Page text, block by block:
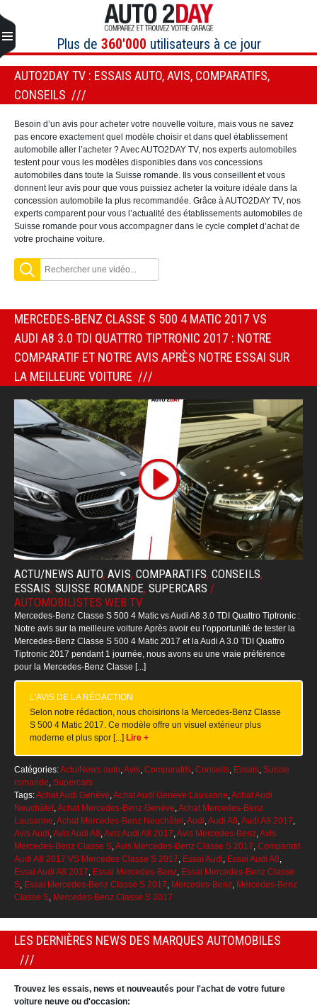
au
contenu
Plus de 360'000 utilisateurs à ce jour
AUTO2DAY TV : ESSAIS AUTO, AVIS, COMPARATIFS,
CONSEILS
Besoin d’un avis pour acheter votre nouvelle voiture, mais vous ne savez
pas encore exactement quel modèle choisir et dans quel établissement
automobile aller l’acheter ? Avec AUTO2DAY TV, nos experts automobiles
testent pour vous les modèles disponibles dans vos concessions
automobiles dans toute la Suisse romande. Ils vous conseillent et vous
donnent leur avis pour que vous puissiez acheter la voiture idéale dans la
concession automobile la plus recommandée. Grâce à AUTO2DAY TV, nos
experts comparent pour vous l’actualité des établissements automobiles de
Suisse romande pour vous accompagner dans le cycle complet d’achat de
votre prochaine voiture.
MERCEDES-BENZ CLASSE S 500 4 MATIC 2017 VS
AUDI A8 3.0 TDI QUATTRO TIPTRONIC 2017 : NOTRE
COMPARATIF ET NOTRE AVIS APRÈS NOTRE ESSAI SUR
LA MEILLEURE VOITURE
ACTU/NEWS AUTO, AVIS, COMPARATIFS, CONSEILS,
ESSAIS, SUISSE ROMANDE, SUPERCARS /
AUTOMOBILISTES WEB TV
Mercedes-Benz Classe S 500 4 Matic vs Audi A8 3.0 TDI Quattro Tiptronic :
Notre avis sur la meilleure voiture Après avoir eu l’opportunité de tester la
Mercedes-Benz Classe S 500 4 Matic 2017 et la Audi A 3.0 TDI Quattro
Tiptronic 2017 pendant 1 journée, nous avons eu une vraie préférence
pour la Mercedes-Benz Classe [...]
L'AVIS DE LA RÉDACTION
Selon notre rédaction, nous choisirions la Mercedes-Benz Classe
S 500 4 Matic 2017. Ce modèle offre un visuel extérieur plus
moderne et plus spor [...] Lire +
Catégories:Actu/News auto,Avis, Comparatifs, Conseils, Essais, Suisse
romande, Supercars
Tags:Achat Audi Genève,Achat Audi Genève Lausanne,Achat Audi
Neuchâtel ,Achat Mercedes-Benz Genève,Achat Mercedes-Benz
Lausanne,Achat Mercedes-Benz Neuchâtel ,Audi,Audi A8,Audi A8 2017,
Avis Audi,Avis Audi A8,Avis Audi A8 2017,Avis Mercedes-Benz,Avis
Mercedes-Benz Classe S,Avis Mercedes-Benz Classe S 2017, Comparatif
Audi A8 2017 VS Mercedes Classe S 2017, Essai Audi, Essai Audi A8,
Essai Audi A8 2017, Essai Mercedes-Benz, Essai Mercedes-Benz Classe
S, Essai Mercedes-Benz Classe S 2017, Mercedes-Benz, Mercedes-Benz
Classe S, Mercedes-Benz Classe S 2017
LES DERNIÈRES NEWS DES MARQUES AUTOMOBILES
Trouvez les essais, news et nouveautés pour l'achat de votre future
voiture neuve ou d'occasion: